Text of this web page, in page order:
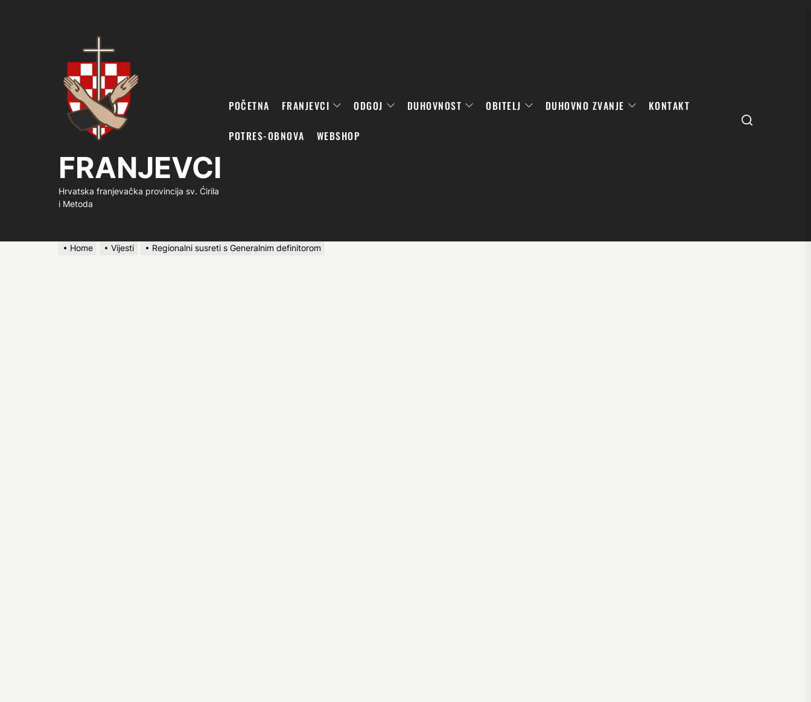
FRANJEVCI
Hrvatska franjevačka provincija sv. Ćirila
i Metoda
POČETNA FRANJEVCI ODGOJ DUHOVNOST OBITELJ DUHOVNO ZVANJE KONTAKT
POTRES-OBNOVA WEBSHOP
Search
Home Vijesti Regionalni susreti s Generalnim definitorom